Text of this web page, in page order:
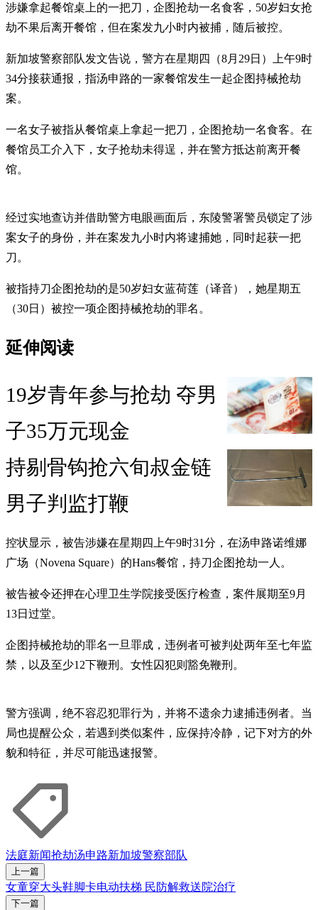
涉嫌拿起餐馆桌上的一把刀，企图抢劫一名食客，50岁妇女抢
劫不果后离开餐馆，但在案发九小时内被捕，随后被控。
新加坡警察部队发文告说，警方在星期四（8月29日）上午9时
34分接获通报，指汤申路的一家餐馆发生一起企图持械抢劫
案。
一名女子被指从餐馆桌上拿起一把刀，企图抢劫一名食客。在
餐馆员工介入下，女子抢劫未得逞，并在警方抵达前离开餐
馆。
经过实地查访并借助警方电眼画面后，东陵警署警员锁定了涉
案女子的身份，并在案发九小时内将逮捕她，同时起获一把
刀。
被指持刀企图抢劫的是50岁妇女蓝荷莲（译音），她星期五
（30日）被控一项企图持械抢劫的罪名。
延伸阅读
19岁青年参与抢劫 夺男
子35万元现金
持剔骨钩抢六旬叔金链
男子判监打鞭
控状显示，被告涉嫌在星期四上午9时31分，在汤申路诺维娜
广场（Novena Square）的Hans餐馆，持刀企图抢劫一人。
被告被令还押在心理卫生学院接受医疗检查，案件展期至9月
13日过堂。
企图持械抢劫的罪名一旦罪成，违例者可被判处两年至七年监
禁，以及至少12下鞭刑。女性囚犯则豁免鞭刑。
警方强调，绝不容忍犯罪行为，并将不遗余力逮捕违例者。当
局也提醒公众，若遇到类似案件，应保持冷静，记下对方的外
貌和特征，并尽可能迅速报警。
法庭新闻抢劫汤申路新加坡警察部队
上一篇
女童穿大头鞋脚卡电动扶梯 民防解救送院治疗
下一篇